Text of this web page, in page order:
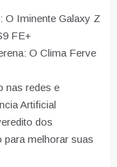
O Iminente Galaxy Z
FE+
O Clima Ferve
nas redes e
Artificial
dos
melhorar suas